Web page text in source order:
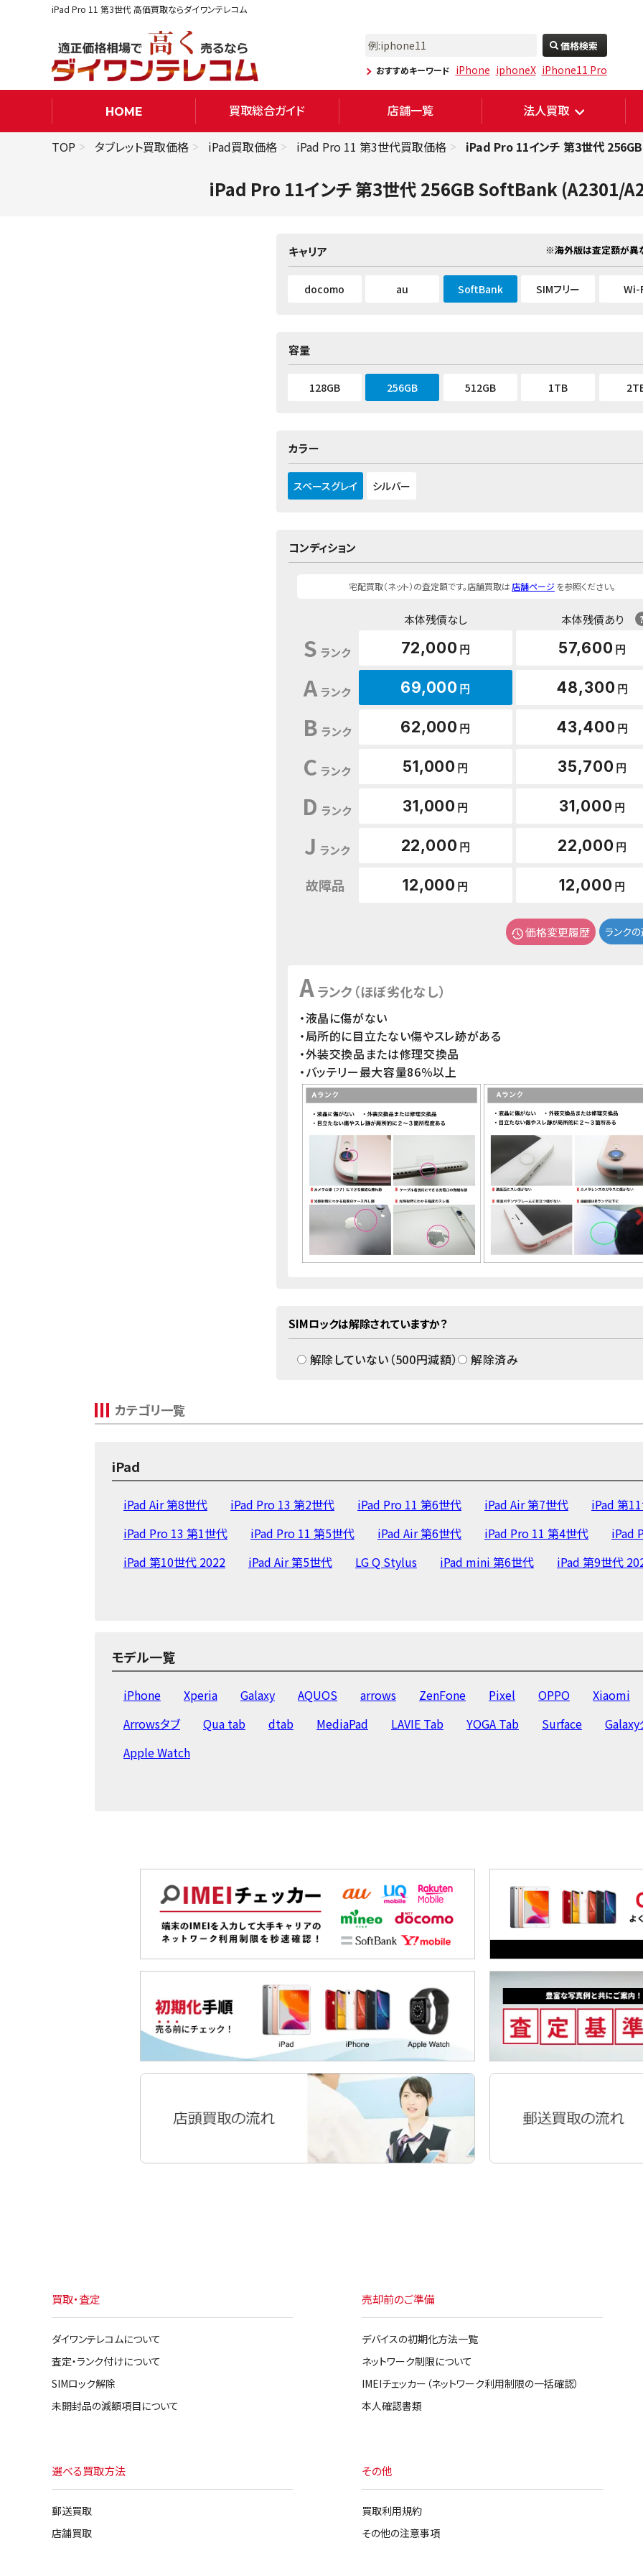
iPad Pro 11 第3世代 高価買取ならダイワンテレコム
価格検索
おすすめキーワード iPhone iphoneX iPhone11 Pro
HOME 買取総合ガイド 店舗一覧 法人買取
TOP タブレット買取価格 iPad買取価格 iPad Pro 11 第3世代買取価格 iPad Pro 11インチ 第3世代
iPad Pro 11インチ 第3世代 256GB SoftBank (A2301/
キャリア ※海外版は査定額が異
docomo au SoftBank SIMフリー Wi-
容量
128GB 256GB 512GB 1TB
カラー
スペースグレイ シルバー
コンディション
宅配買取（ネット）の査定額です。店舗買取は 店舗ページ を参照ください。
本体残債なし 本体残債あり
S ランク 72,000 円 57,600 円
A ランク 69,000 円 48,300 円
B ランク 62,000 円 43,400 円
C ランク 51,000 円 35,700 円
D ランク 31,000 円 31,000 円
J ランク 22,000 円 22,000 円
故障品 12,000 円 12,000 円
価格変更履歴 ランク
Aランク（ほぼ劣化なし）
・液晶に傷がない
・局所的に目立たない傷やスレ跡がある
・外装交換品または修理交換品
・バッテリー最大容量86％以上
SIMロックは解除されていますか？
解除していない（500円減額） 解除済み
カテゴリ一覧
iPad
iPad Air 第8世代 iPad Pro 13 第2世代 iPad Pro 11 第6世代 iPad Air 第7世代
iPad 第
iPad Pro 13 第1世代
iPad Pro 11 第5世代 iPad Air 第6世代 iPad Pro 11 第4世代
iPad
iPad 第10世代 2022
iPad Air 第5世代 LG Q Stylus iPad mini 第6世代
iPad 第9世代
iPad Pro 11
iPad mini 3
iPad mini 2 iPad mini iPad 第6世代 2018 iPad 第5世代 2017
iPad 第
iPad
モデル一覧
iPhone Xperia Galaxy AQUOS arrows ZenFone Pixel OPPO
Xiaomi
Arrowsタブ
Qua tab dtab MediaPad LAVIE Tab YOGA Tab Surface
Galaxy
Apple Watch
買取・査定
ダイワンテレコムについて
査定・ランク付けについて
SIMロック解除
未開封品の減額項目について
選べる買取方法
郵送買取
店舗買取
売却前のご準備
デバイスの初期化方法一覧
ネットワーク制限について
IMEIチェッカー（ネットワーク利用制限の一括確認）
本人確認書類
その他
買取利用規約
その他の注意事項